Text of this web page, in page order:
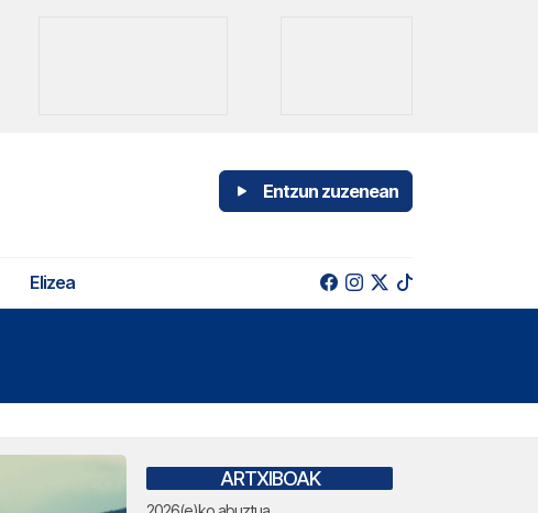
Entzun zuzenean
Elizea
ARTXIBOAK